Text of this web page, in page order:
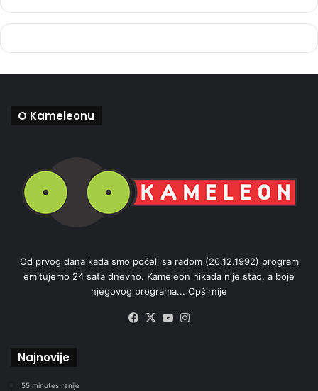
O Kameleonu
Od prvog dana kada smo počeli sa radom (26.12.1992) program
emitujemo 24 sata dnevno. Kameleon nikada nije stao, a boje
njegovog programa... Opširnije
Facebook
X YouTube
Najnovije
55 minutes ranije